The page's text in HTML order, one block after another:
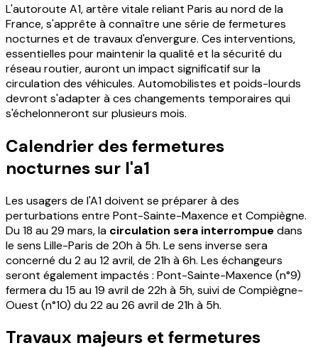
L'autoroute A1, artère vitale reliant Paris au nord de la
France, s'apprête à connaître une série de fermetures
nocturnes et de travaux d'envergure. Ces interventions,
essentielles pour maintenir la qualité et la sécurité du
réseau routier, auront un impact significatif sur la
circulation des véhicules. Automobilistes et poids-lourds
devront s'adapter à ces changements temporaires qui
s'échelonneront sur plusieurs mois.
Calendrier des fermetures
nocturnes sur l'a1
Les usagers de l'A1 doivent se préparer à des
perturbations entre Pont-Sainte-Maxence et Compiègne.
Du 18 au 29 mars, la circulation sera interrompuedans
le sens Lille-Paris de 20h à 5h. Le sens inverse sera
concerné du 2 au 12 avril, de 21h à 6h. Les échangeurs
seront également impactés : Pont-Sainte-Maxence (n°9)
fermera du 15 au 19 avril de 22h à 5h, suivi de Compiègne-
Ouest (n°10) du 22 au 26 avril de 21h à 5h.
Travaux majeurs et fermetures